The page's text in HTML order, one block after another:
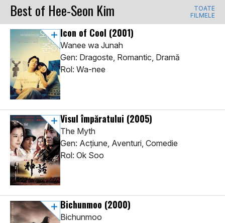
Best of Hee-Seon Kim
TOATE
FILMELE
Icon of Cool (2001)
Wanee wa Junah
Gen: Dragoste, Romantic, Dramă
Rol: Wa-nee
Visul împăratului (2005)
The Myth
Gen: Acţiune, Aventuri, Comedie
Rol: Ok Soo
Bichunmoo (2000)
Bichunmoo